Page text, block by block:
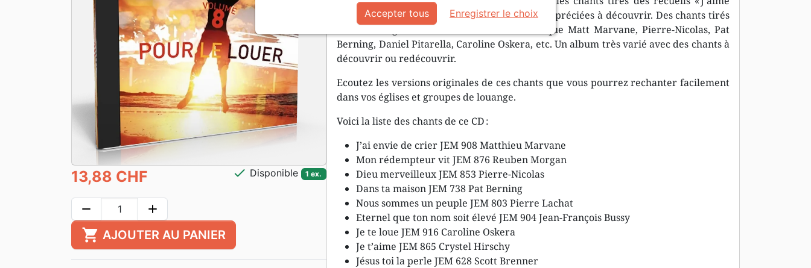
l’Eternel ». Plusieurs nouvelles compositions appréciées à découvrir. Des chants tirés
d’album originaux de diverses sources tels que Matt Marvane, Pierre-Nicolas, Pat
Berning, Daniel Pitarella, Caroline Oskera, etc. Un album très varié avec des chants à
découvrir ou redécouvrir.
Ecoutez les versions originales de ces chants que vous pourrez rechanter facilement
dans vos églises et groupes de louange.
Voici la liste des chants de ce CD :
J’ai envie de crier JEM 908 Matthieu Marvane
Mon rédempteur vit JEM 876 Reuben Morgan
Dieu merveilleux JEM 853 Pierre-Nicolas
Dans ta maison JEM 738 Pat Berning
Nous sommes un peuple JEM 803 Pierre Lachat
Eternel que ton nom soit élevé JEM 904 Jean-François Bussy
Je te loue JEM 916 Caroline Oskera
Je t’aime JEM 865 Crystel Hirschy
Jésus toi la perle JEM 628 Scott Brenner
13,88 CHF check Disponible 1 ex.
remove add
shopping_cart AJOUTER AU PANIER
Accepter tous Enregistrer le choix